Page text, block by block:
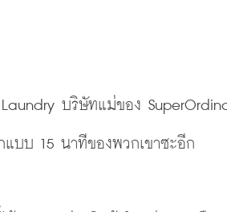
Laundry บริษัทแม่ของ
แบบ 15 นาทีของพวกเขาซะอีก